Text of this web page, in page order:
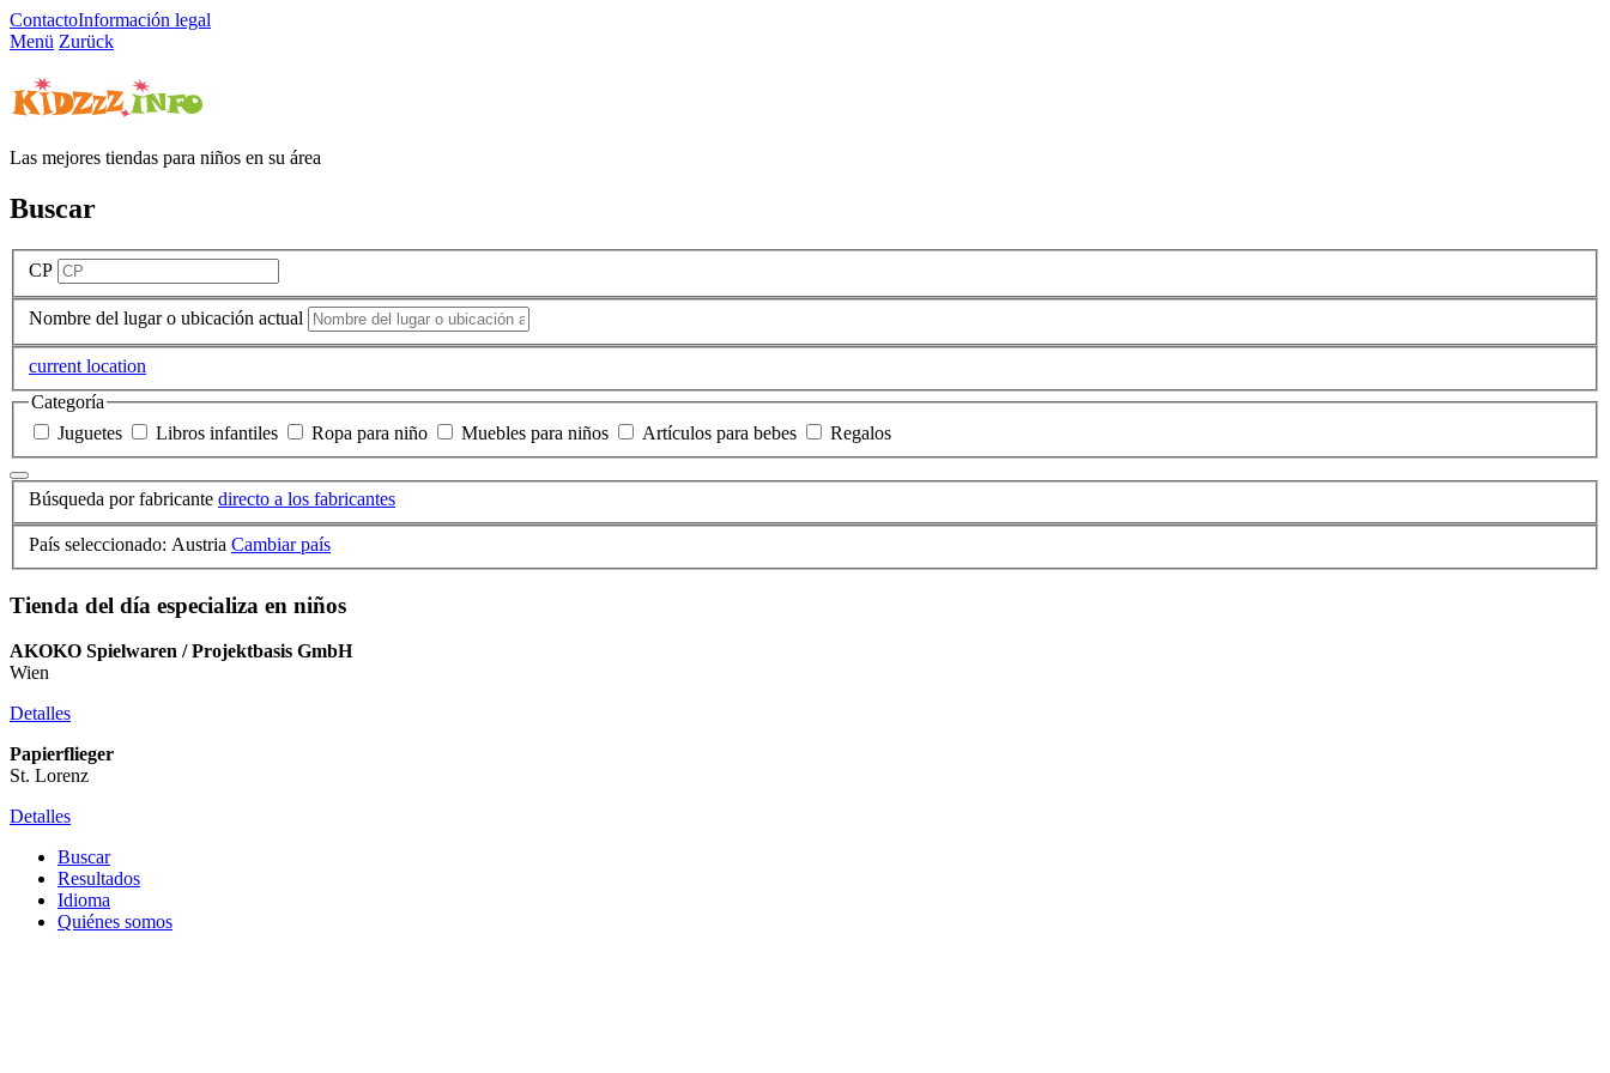
ContactoInformación legal
Menü Zurück
Las mejores tiendas para niños en su área
Buscar
CP
Nombre del lugar o ubicación actual
current location
Categoría
Juguetes
Libros infantiles Ropa para niño Muebles para niños Artículos para bebes Regalos
Búsqueda por fabricante directo a los fabricantes
País seleccionado: Austria Cambiar país
Tienda del día especializa en niños
AKOKO Spielwaren / Projektbasis GmbH
Wien
Detalles
Papierflieger
St. Lorenz
Detalles
Buscar
Resultados
Idioma
Quiénes somos